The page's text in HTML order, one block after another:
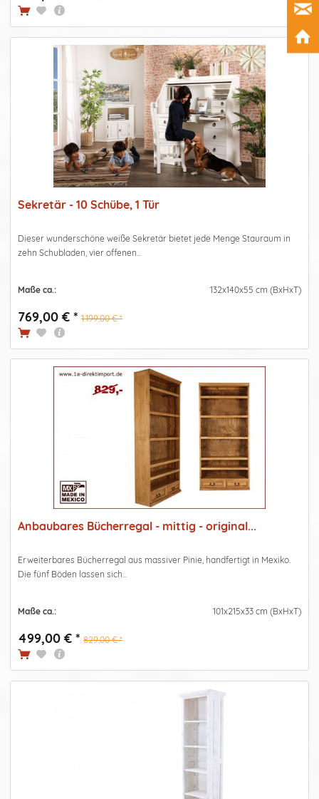
Sekretär - 10 Schübe, 1 Tür
Dieser wunderschöne weiße Sekretär bietet jede Menge Stauraum in
zehn Schubladen, vier offenen...
Maße ca.: 132x140x55 cm (BxHxT)
769,00 € * 1.199,00 € *
Anbaubares Bücherregal - mittig - original...
Erweiterbares Bücherregal aus massiver Pinie, handfertigt in Mexiko.
Die fünf Böden lassen sich...
Maße ca.: 101x215x33 cm (BxHxT)
499,00 € * 829,00 € *